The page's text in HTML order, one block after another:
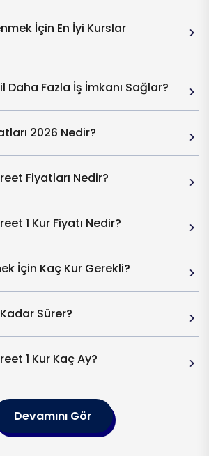
İçin En İyi Kurslar
Daha Fazla İş İmkanı Sağlar?
2026 Nedir?
Fiyatları Nedir?
1 Kur Fiyatı Nedir?
İçin Kaç Kur Gerekli?
Sürer?
1 Kur Kaç Ay?
Devamını Gör